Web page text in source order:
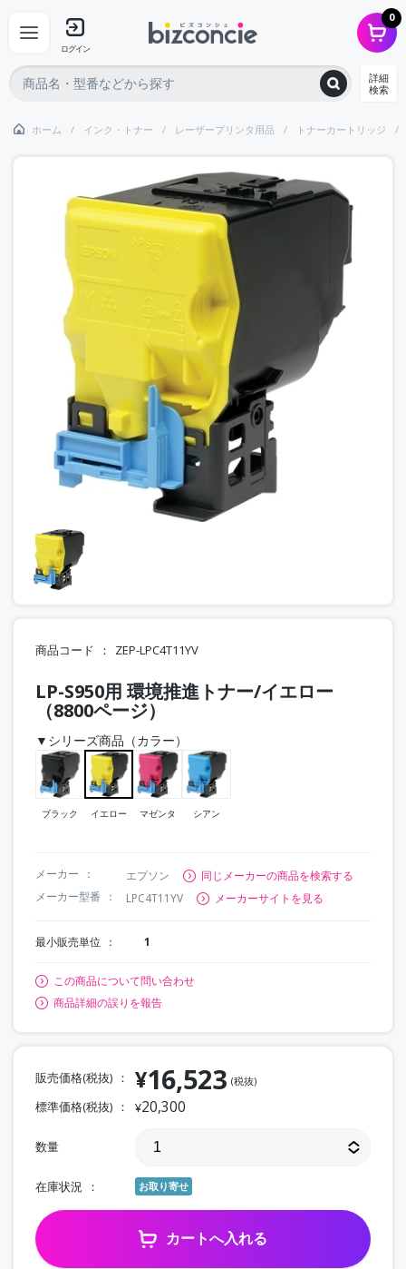
ログイン
0
詳細
検索
ホーム インク・トナー レーザープリンタ用品 トナーカートリッジ
商品コード ZEP-LPC4T11YV
LP-S950用 環境推進トナー/イエロー
（8800ページ）
▼シリーズ商品（カラー）
ブラック イエロー マゼンタ シアン
メーカー エプソン
同じメーカーの商品を検索する
メーカー型番
LPC4T11YV メーカーサイトを見る
最小販売単位 1
この商品について問い合わせ
商品詳細の誤りを報告
販売価格(税抜) ¥16,523 (税抜)
標準価格(税抜) ¥20,300
数量
在庫状況 お取り寄せ
カートへ入れる